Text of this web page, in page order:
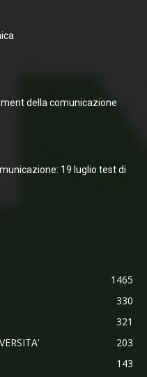
della comunicazione
19 luglio test di
1465
330
321
203
143